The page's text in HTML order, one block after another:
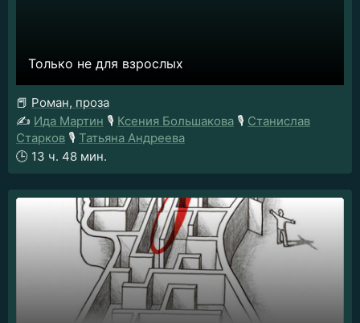
Только не для взрослых
📕 Роман, проза
✍️ Ида Мартин 🎙️ Ксения Большакова 🎙️ Станислав
Старков 🎙️ Татьяна Андреева
🕒 13 ч. 48 мин.